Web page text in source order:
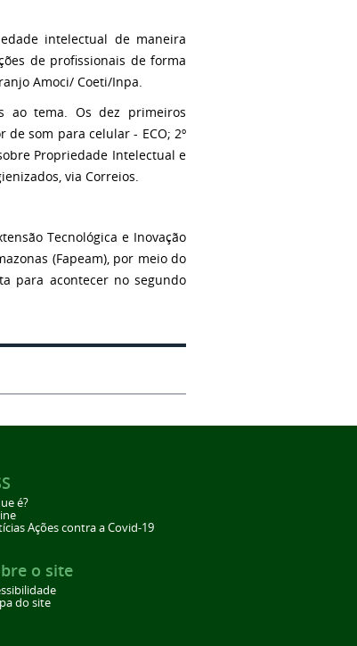
intelectual de maneira
de profissionais de forma
Amoci/ Coeti/Inpa.
ao tema. Os dez primeiros
som para celular - ECO; 2º
Propriedade Intelectual e
via Correios.
Tecnológica e Inovação
(Fapeam), por meio do
para acontecer no segundo
é?
Ações contra a Covid-19
o site
do site